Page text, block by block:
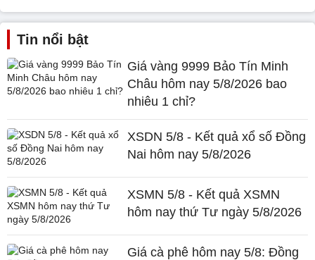
Tin nổi bật
Giá vàng 9999 Bảo Tín Minh
Châu hôm nay 5/8/2026 bao
nhiêu 1 chỉ?
XSDN 5/8 - Kết quả xổ số Đồng
Nai hôm nay 5/8/2026
XSMN 5/8 - Kết quả XSMN
hôm nay thứ Tư ngày 5/8/2026
Giá cà phê hôm nay 5/8: Đồng